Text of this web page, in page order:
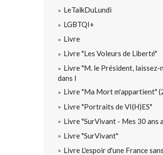
LeTalkDuLundi
LGBTQI+
Livre
Livre "Les Voleurs de Liberté"
Livre "M. le Président, laissez-
dans l
Livre "Ma Mort m'appartient"
Livre "Portraits de VI(H)ES"
Livre "SurVivant - Mes 30 ans
Livre "SurVivant"
Livre L'espoir d'une France